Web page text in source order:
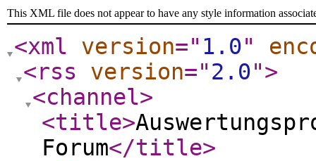
This XML file does not appear to have any style information
<xml version=" 1.0"
<rss
version="2.0">
<channel>
<title>
Forum</title>